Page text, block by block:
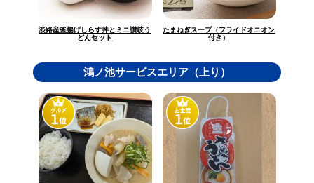
淡路産釜揚げしらす丼とミニ讃岐う
どんセット
たまねぎスープ（フライドオニオン
付き）
鴻ノ池サービスエリア（上り）